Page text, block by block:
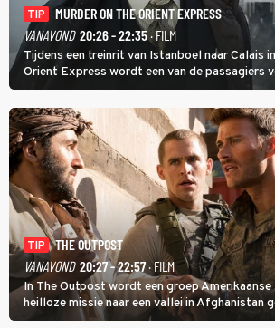
TIP
MURDER ON THE ORIENT EXPRESS
VANAVOND 20:26 - 22:35· FILM
Tijdens een treinrit van Istanboel naar Calais
Orient Express wordt een van de passagiers
detective Hercule Poirot en zijn snor
treinreizigers de dader is.
TIP
THE OUTPOST
VANAVOND 20:27 - 22:57· FILM
In The Outpost wordt een groep
heilloze missie naar een vallei in Afghanistan
overleeft daar een aanval?